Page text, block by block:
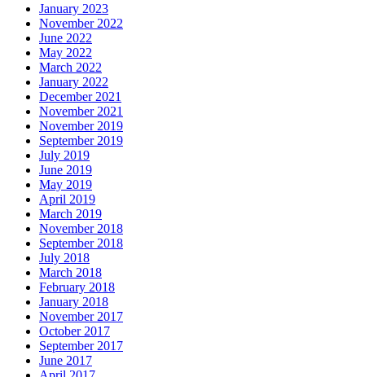
January 2023
November 2022
June 2022
May 2022
March 2022
January 2022
December 2021
November 2021
November 2019
September 2019
July 2019
June 2019
May 2019
April 2019
March 2019
November 2018
September 2018
July 2018
March 2018
February 2018
January 2018
November 2017
October 2017
September 2017
June 2017